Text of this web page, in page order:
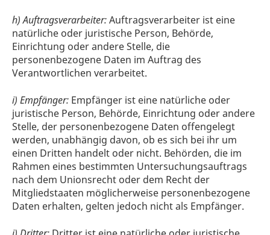
h) Auftragsverarbeiter:Auftragsverarbeiter ist eine
natürliche oder juristische Person, Behörde,
Einrichtung oder andere Stelle, die
personenbezogene Daten im Auftrag des
Verantwortlichen verarbeitet.
i) Empfänger: Empfänger ist eine natürliche oder
juristische Person, Behörde, Einrichtung oder andere
Stelle, der personenbezogene Daten offengelegt
werden, unabhängig davon, ob es sich bei ihr um
einen Dritten handelt oder nicht. Behörden, die im
Rahmen eines bestimmten Untersuchungsauftrags
nach dem Unionsrecht oder dem Recht der
Mitgliedstaaten möglicherweise personenbezogene
Daten erhalten, gelten jedoch nicht als Empfänger.